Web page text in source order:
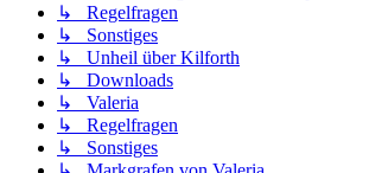
↳ Regelfragen
↳ Sonstiges
↳ Unheil über Kilforth
↳ Downloads
↳ Valeria
↳ Regelfragen
↳ Sonstiges